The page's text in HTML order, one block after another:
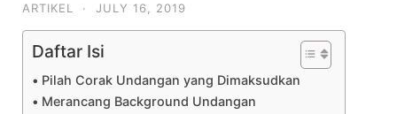
ARTIKEL · JULY 16, 2019
Daftar Isi
Pilah Corak Undangan yang Dimaksudkan
Merancang Background Undangan